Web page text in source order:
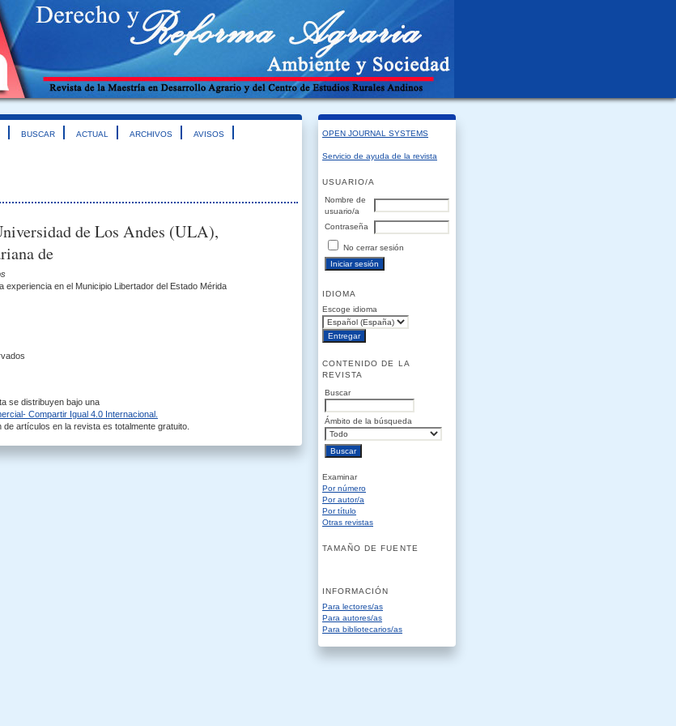
OPEN JOURNAL SYSTEMS
Servicio de ayuda de la revista
USUARIO/A
Nombre de
usuario/a
Contraseña
No cerrar sesión
IDIOMA
Escoge idioma
CONTENIDO DE LA
REVISTA
Buscar
Ámbito de la búsqueda
Examinar
Por número
Por autor/a
Por título
Otras revistas
TAMAÑO DE FUENTE
INFORMACIÓN
Para lectores/as
Para autores/as
Para bibliotecarios/as
BUSCAR ACTUAL ARCHIVOS AVISOS
de Los Andes (ULA),
de
en el Municipio Libertador del Estado Mérida
se distribuyen bajo una
Compartir Igual 4.0 Internacional.
artículos en la revista es totalmente gratuito.